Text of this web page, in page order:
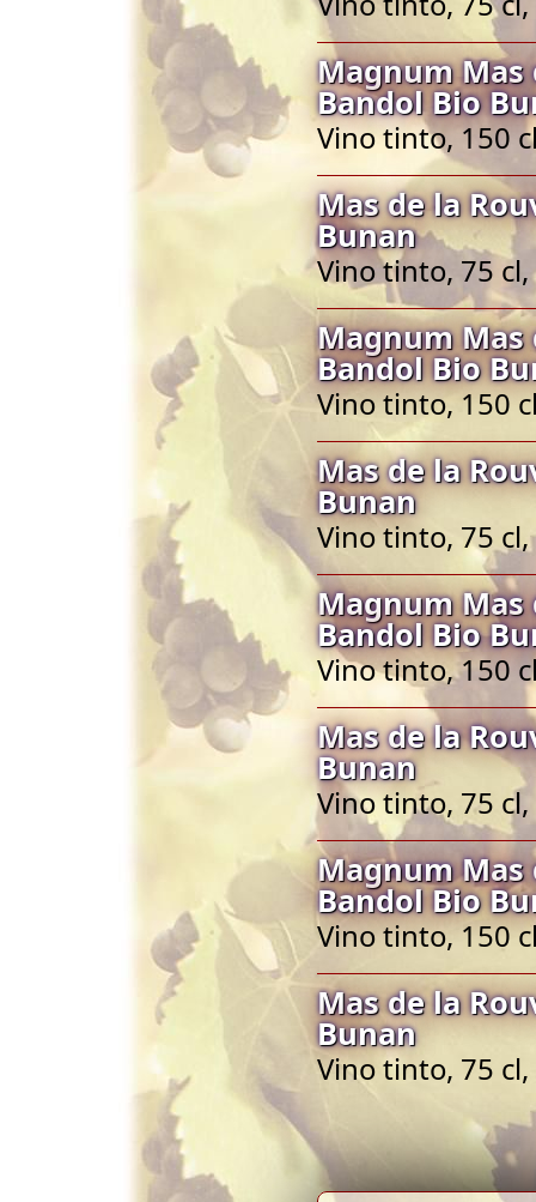
Magnum Mas
Bandol Bio
Vino tinto, 150
Mas de la
Bunan
Vino tinto, 75
Magnum Mas
Bandol Bio
Vino tinto, 150
Mas de la
Bunan
Vino tinto, 75
Magnum Mas
Bandol Bio
Vino tinto, 150
Mas de la
Bunan
Vino tinto, 75
Magnum Mas
Bandol Bio
Vino tinto, 150
Mas de la
Bunan
Vino tinto, 75